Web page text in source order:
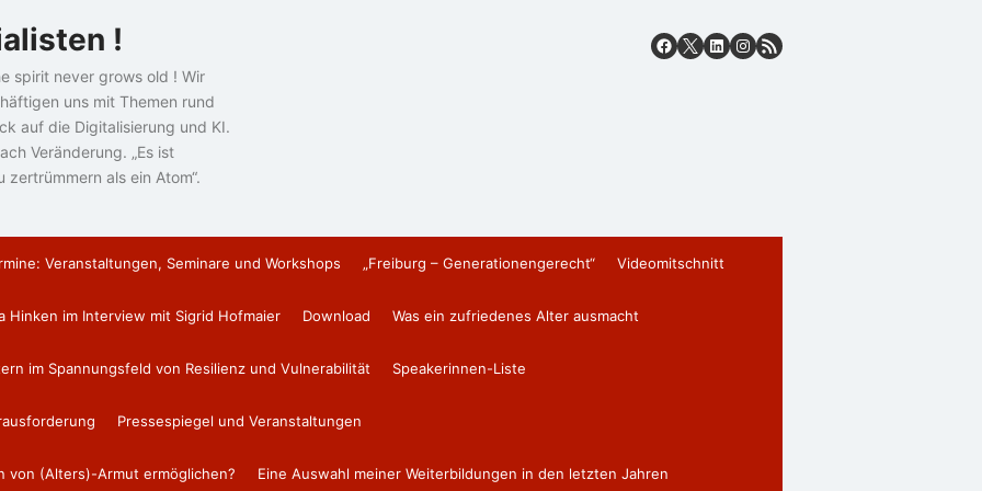
!
spirit never grows old ! Wir
uns mit Themen rund
auf die Digitalisierung und KI.
Veränderung. „Es ist
als ein Atom“.
Veranstaltungen, Seminare und Workshops „Freiburg – Generationengerecht“ Videomitschnitt
Hinken im Interview mit Sigrid Hofmaier Download Was ein zufriedenes Alter ausmacht
im Spannungsfeld von Resilienz und Vulnerabilität Speakerinnen-Liste
Pressespiegel und Veranstaltungen
von (Alters)-Armut ermöglichen? Eine Auswahl meiner Weiterbildungen in den letzten Jahren